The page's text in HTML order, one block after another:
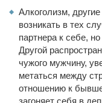
Алкоголизм,
возникать в тех
партнера к себе,
Другой
чужого мужчину,
метаться между
отношению к
загоняет себя в